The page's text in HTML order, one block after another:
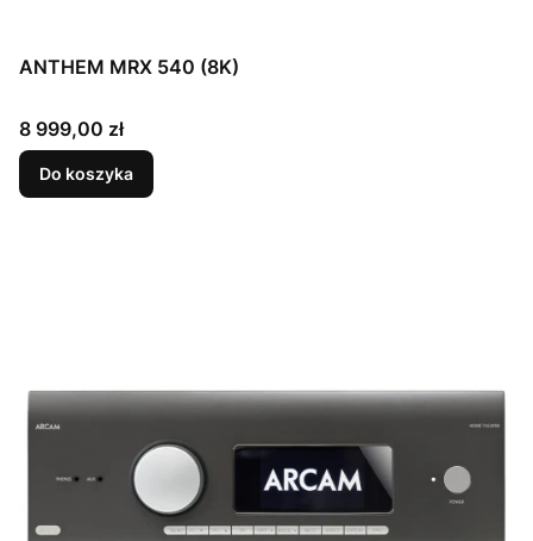
ANTHEM MRX 540 (8K)
Cena
8 999,00 zł
Do koszyka